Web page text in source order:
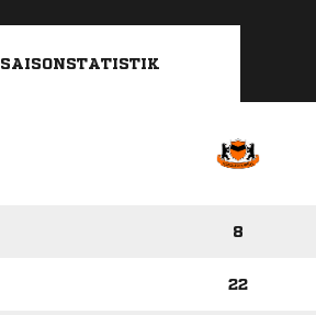
SAISONSTATISTIK
8
22